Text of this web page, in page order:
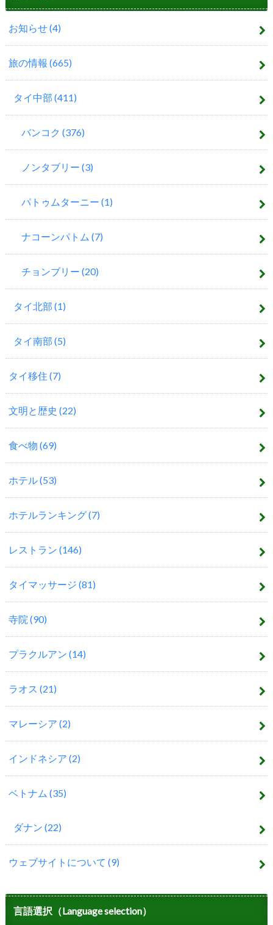
お知らせ(4)
旅の情報 (665)
タイ中部 (411)
バンコク (376)
ノンタブリー (3)
パトゥムターニー (1)
ナコーンパトム (7)
チョンブリー (20)
タイ北部 (1)
タイ南部 (5)
タイ移住 (7)
文明と歴史 (22)
食べ物 (69)
ホテル(53)
ホテルランキング(7)
レストラン (146)
タイマッサージ (81)
寺院 (90)
プラクルアン (14)
ラオス (21)
マレーシア (2)
インドネシア (2)
ベトナム (35)
ダナン (22)
ウェブサイトについて (9)
言語選択（Language selection）